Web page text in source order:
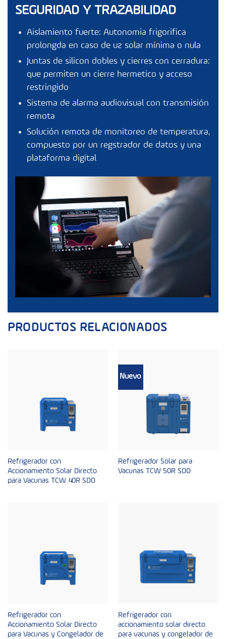
SEGURIDAD Y TRAZABILIDAD
Aislamiento fuerte: Autonomia frigorifica
prolongda en caso de uz solar mínima o nula
Juntas de silicon dobles y cierres con cerradura:
que permiten un cierre hermetico y acceso
restringido
Sistema de alarma audiovisual con transmisión
remota
Solución remota de monitoreo de temperatura,
compuesto por un regstrador de datos y una
plataforma digital
PRODUCTOS RELACIONADOS
Refrigerador con
Accionamiento Solar Directo
para Vacunas TCW 40R SDD
Nuevo
Refrigerador Solar para
Vacunas TCW 50R SDD
Refrigerador con
Accionamiento Solar Directo
para Vacunas y Congelador de
Refrigerador con
accionamiento solar directo
para vacunas y congelador de